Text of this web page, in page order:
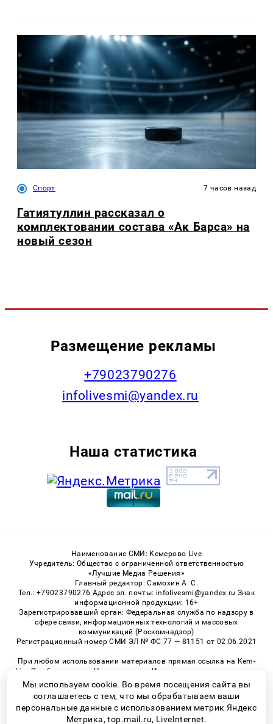
Спорт 7 часов назад
Гатиятуллин рассказал о
комплектовании состава «Ак Барса» на
новый сезон
Размещение рекламы
+79023790276
infolivesmi@yandex.ru
Наша статистика
Наименование СМИ: Кемерово Live
Учредитель: Общество с ограниченной ответственностью
«Лучшие Медиа Решения»
Главный редактор: Самохин А. С.
Тел.: +79023790276 Адрес эл. почты: infolivesmi@yandex.ru Знак
информационной продукции: 16+
Зарегистрировавший орган: Федеральная служба по надзору в
сфере связи, информационных технологий и массовых
коммуникаций (Роскомнадзор)
Регистрационный номер СМИ ЭЛ № ФС 77 — 81151 от 02.06.2021
При любом использовании материалов прямая ссылка на Kem-
Live.Ru обязательна. Цитирование в Интернете возможно только
при наличии письменного разрешения.
© 2026 «Kem-Live» | Все права защищены
Мы используем cookie. Во время посещения сайта вы
соглашаетесь с тем, что мы обрабатываем ваши
персональные данные с использованием метрик Яндекс
Метрика, top.mail.ru, LiveInternet.